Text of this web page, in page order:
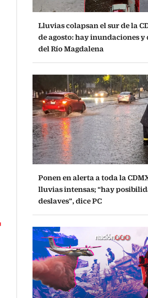
Lluvias colapsan el sur de la
de agosto: hay inundaciones y
del Río Magdalena
Ponen en alerta a toda la
lluvias intensas; “hay
deslaves”, dice PC